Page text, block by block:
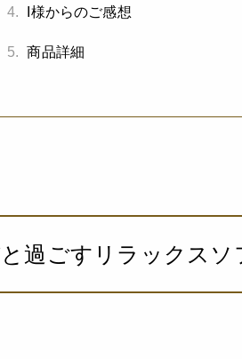
4. I様からのご感想
5. 商品詳細
過ごすリラックスソ